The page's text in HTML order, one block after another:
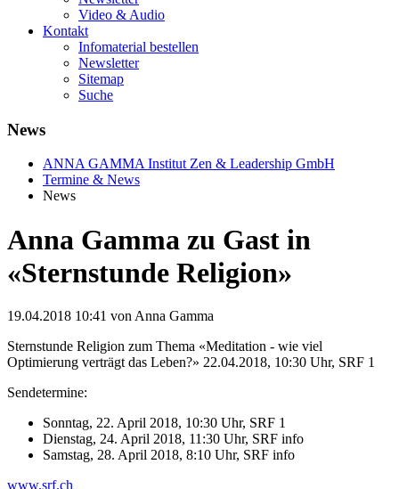
Video & Audio
Kontakt
Infomaterial bestellen
Newsletter
Sitemap
Suche
News
ANNA GAMMA Institut Zen & Leadership GmbH
Termine & News
News
Anna Gamma zu Gast in
«Sternstunde Religion»
19.04.2018 10:41 von Anna Gamma
Sternstunde Religion zum Thema «Meditation - wie viel
Optimierung verträgt das Leben?» 22.04.2018, 10:30 Uhr, SRF 1
Sendetermine:
Sonntag, 22. April 2018, 10:30 Uhr, SRF 1
Dienstag, 24. April 2018, 11:30 Uhr, SRF info
Samstag, 28. April 2018, 8:10 Uhr, SRF info
www.srf.ch